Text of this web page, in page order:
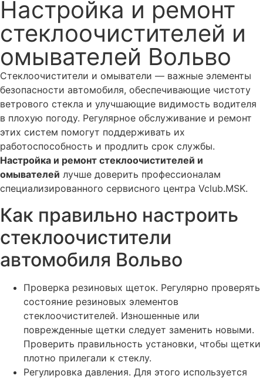
Что делать если на Вольво не работают стрелки
спидометра
Что делать если на Вольво нет управления
подогревателем кислородного датчика или лямбда
зонда
Что делать если на Вольво селектор АКПП требует
обслуживания
Установка сидений с вентиляцией на Volvo
Установка активного круиз-контроля Вольво
Установка системы бесключевого доступа на Вольво
Установка камеры заднего вида на Вольво
Все что нужно знать про регламент ТО Вольво
Вольво
Когда пора менять ремень ГРМ на Вольво
Почему Вольво гудит?! ТОП 7 причин шума
автомобиля Volvo
Прошивка блока REM (задний электронный модуль)
автомобиля Volvo
Прошивка блока SRS airbag Вольво
Прошивка блока TCM Вольво
Прошивка блока BCM Вольво
Настройка и ремонт
стеклоочистителей и
омывателей Вольво
Стеклоочистители и омыватели — важные элементы
безопасности автомобиля, обеспечивающие чистоту
ветрового стекла и улучшающие видимость водителя
в плохую погоду. Регулярное обслуживание и ремонт
этих систем помогут поддерживать их
работоспособность и продлить срок службы.
Настройка и ремонт стеклоочистителей и
омывателей лучше доверить профессионалам
специализированного сервисного центра Vclub.MSK.
Как правильно настроить
стеклоочистители
автомобиля Вольво
Проверка резиновых щеток. Регулярно проверять
состояние резиновых элементов
стеклоочистителей. Изношенные или
поврежденные щетки следует заменить новыми.
Проверить правильность установки, чтобы щетки
плотно прилегали к стеклу.
Регулировка давления. Для этого используется